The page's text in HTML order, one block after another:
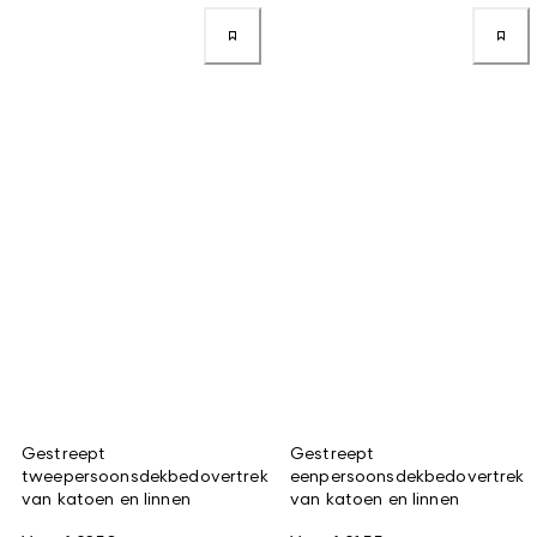
Gestreept
tweepersoonsdekbedovertrek
van katoen en linnen
Gestreept
eenpersoonsdekbedovertrek
van katoen en linnen